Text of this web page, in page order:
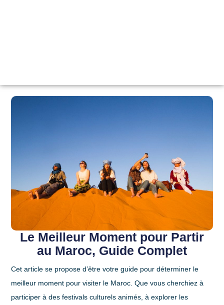
Le Meilleur Moment pour Partir
au Maroc, Guide Complet
Cet article se propose d’être votre guide pour déterminer le
meilleur moment pour visiter le Maroc. Que vous cherchiez à
participer à des festivals culturels animés, à explorer les